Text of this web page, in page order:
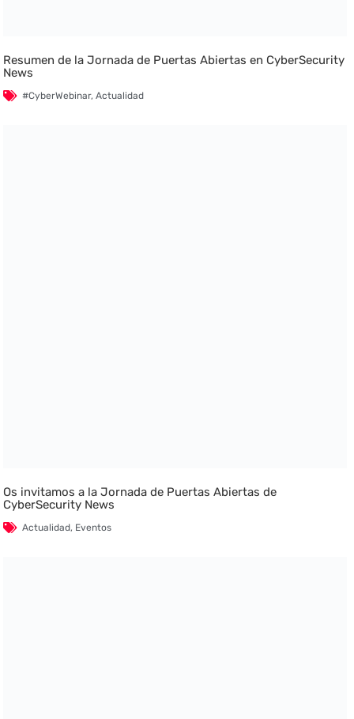
Resumen de la Jornada de Puertas Abiertas en CyberSecurity
News
#CyberWebinar,Actualidad
Os invitamos a la Jornada de Puertas Abiertas de
CyberSecurity News
Actualidad, Eventos